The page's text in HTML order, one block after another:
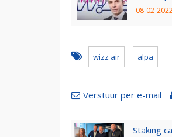
08-02-
wizz air alpa
Verstuur per e-mail
Staking